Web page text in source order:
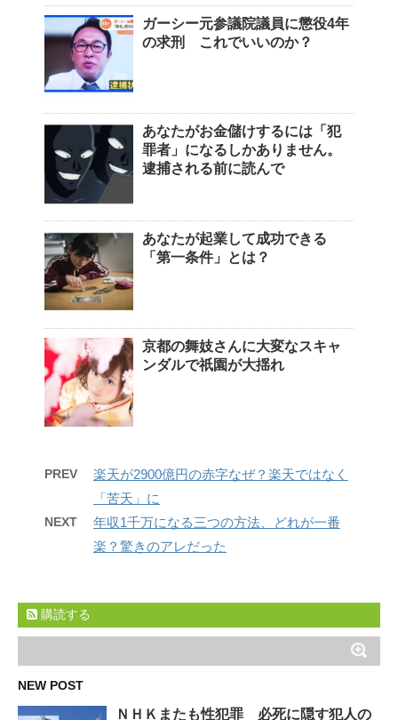
ガーシー元参議院議員に懲役4年
の求刑 これでいいのか？
あなたがお金儲けするには「犯
罪者」になるしかありません。
逮捕される前に読んで
あなたが起業して成功できる
「第一条件」とは？
京都の舞妓さんに大変なスキャ
ンダルで祇園が大揺れ
PREV
楽天が2900億円の赤字なぜ？楽天ではなく
「苦天」に
NEXT
年収1千万になる三つの方法、どれが一番
楽？驚きのアレだった
購読する
NEW POST
ＮＨＫまたも性犯罪 必死に隠す犯人の